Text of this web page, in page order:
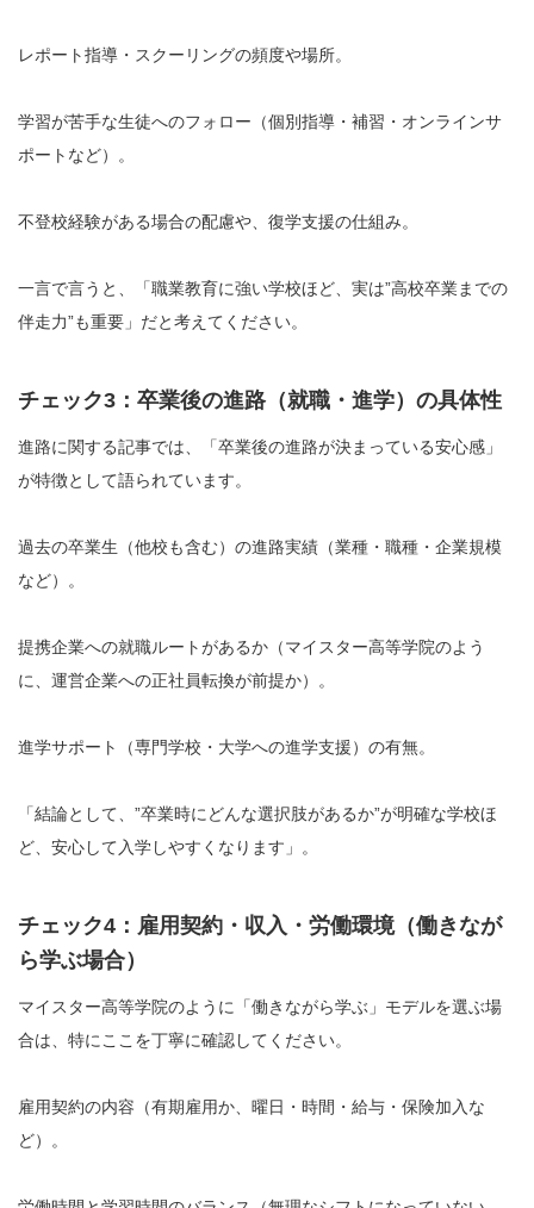
レポート指導・スクーリングの頻度や場所。
学習が苦手な生徒へのフォロー（個別指導・補習・オンラインサ
ポートなど）。
不登校経験がある場合の配慮や、復学支援の仕組み。
一言で言うと、「職業教育に強い学校ほど、実は”高校卒業までの
伴走力”も重要」だと考えてください。
チェック3：卒業後の進路（就職・進学）の具体性
進路に関する記事では、「卒業後の進路が決まっている安心感」
が特徴として語られています。
過去の卒業生（他校も含む）の進路実績（業種・職種・企業規模
など）。
提携企業への就職ルートがあるか（マイスター高等学院のよう
に、運営企業への正社員転換が前提か）。
進学サポート（専門学校・大学への進学支援）の有無。
「結論として、”卒業時にどんな選択肢があるか”が明確な学校ほ
ど、安心して入学しやすくなります」。
チェック4：雇用契約・収入・労働環境（働きなが
ら学ぶ場合）
マイスター高等学院のように「働きながら学ぶ」モデルを選ぶ場
合は、特にここを丁寧に確認してください。
雇用契約の内容（有期雇用か、曜日・時間・給与・保険加入な
ど）。